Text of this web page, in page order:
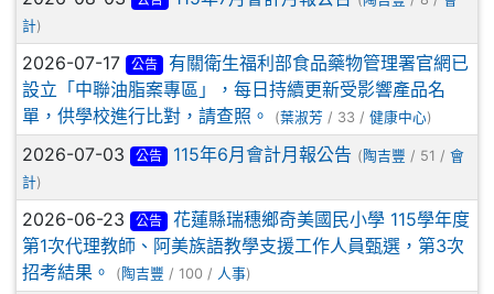
計)
2026-07-17 公告
有關衛生福利部食品藥物管理署官網已
設立「中聯油脂案專區」，每日持續更新受影響產品名
單，供學校進行比對，請查照。
(葉淑芳 / 33 / 健康中心)
2026-07-03 公告 115年6月會計月報公告 ( 陶吉豐 / 51 / 會
計)
2026-06-23 公告
花蓮縣瑞穗鄉奇美國民小學 115學年度
第1次代理教師、阿美族語教學支援工作人員甄選，第3次
招考結果。
( 陶吉豐 / 100 / 人事)